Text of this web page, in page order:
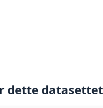
dette datasettet